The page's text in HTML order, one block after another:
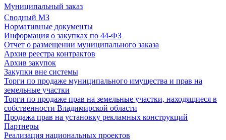
Муниципальный заказ
Сводный МЗ
Нормативные документы
Информация о закупках по 44-ФЗ
Отчет о размещении муниципального заказа
Архив реестра контрактов
Архив закупок
Закупки вне системы
Торги по продаже муниципального имущества и прав на
земельные участки
Торги по продаже прав на земельные участки, находящиеся в
собственности Владимирской области
Продажа прав на установку рекламных конструкций
Партнеры
Реализация национальных проектов